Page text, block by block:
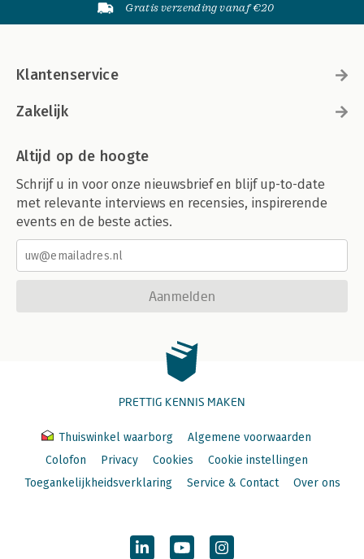
Gratis verzending vanaf €20
Klantenservice
Zakelijk
Altijd op de hoogte
Schrijf u in voor onze nieuwsbrief en blijf up-to-date
met relevante interviews en recensies, inspirerende
events en de beste acties.
Aanmelden
PRETTIG KENNIS MAKEN
Thuiswinkel waarborg
Algemene voorwaarden
Colofon
Privacy Cookies
Cookie instellingen
Toegankelijkheidsverklaring
Service & Contact Over ons